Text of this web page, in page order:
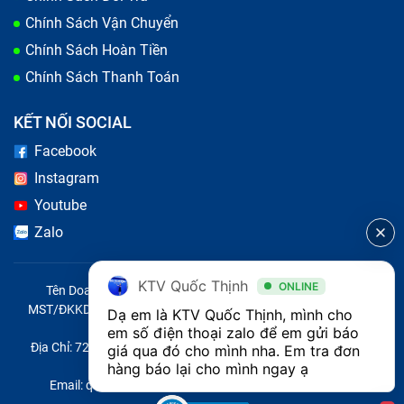
lượng, người dùng sẽ gặp nguy hiểm trong quá trình
Các loại pin Redmi Note 12 5G trên thị trường
Bảo Hành One sẽ giúp bạn phân biệt các loại pin có
Chính Sách Vận Chuyển
Chính Sách Hoàn Tiền
Chính Sách Thanh Toán
KẾT NỐI SOCIAL
Facebook
Instagram
Youtube
Zalo
Tên Doanh Nghiệp: CÔNG TY TNHH CITY ONE VIỆT NAM
MST/ĐKKD/QĐTL: 0316569346 do sở KHĐT TP.HCM cấp ngày
14/04/2023
Địa Chỉ: 721 Trường Chinh, Phường Tây Thạnh, Quận Tân Phú,
Thành phố Hồ Chí Minh, Việt Nam
Email: quoc@baohanhone.com | Điện Thoại: 18001236
KTV Quốc Thịnh ONLINE
Dạ em là KTV Quốc Thịnh, mình cho
em số điện thoại zalo để em gửi báo
giá qua đó cho mình nha. Em tra đơn
hàng báo lại cho mình ngay ạ